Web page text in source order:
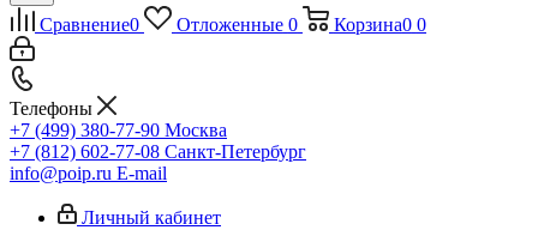
Сравнение0 Отложенные 0 Корзина0 0
Телефоны
+7 (499) 380-77-90 Москва
+7 (812) 602-77-08 Санкт-Петербург
info@poip.ru E-mail
Личный кабинет